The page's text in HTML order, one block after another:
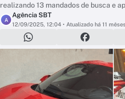
realizando 13 mandados de busca e
A
Agência SBT
12/09/2025, 12:04 • Atualizado há 11 mêses